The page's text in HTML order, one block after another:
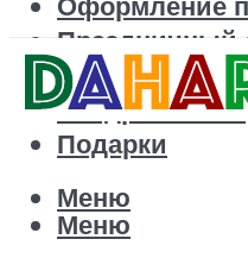
Праздничный
Корпоратив
Поздравления
Подарки
Меню
Меню